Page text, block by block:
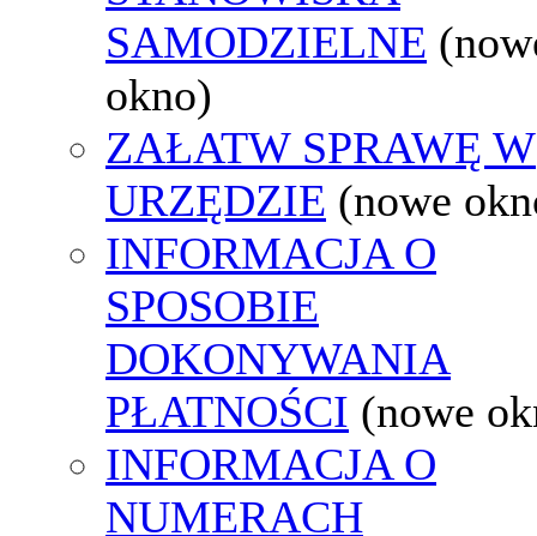
SAMODZIELNE
okno)
ZAŁATW SPRAWĘ W
URZĘDZIE (nowe
INFORMACJA O
SPOSOBIE
DOKONYWANIA
PŁATNOŚCI (nowe
INFORMACJA O
NUMERACH